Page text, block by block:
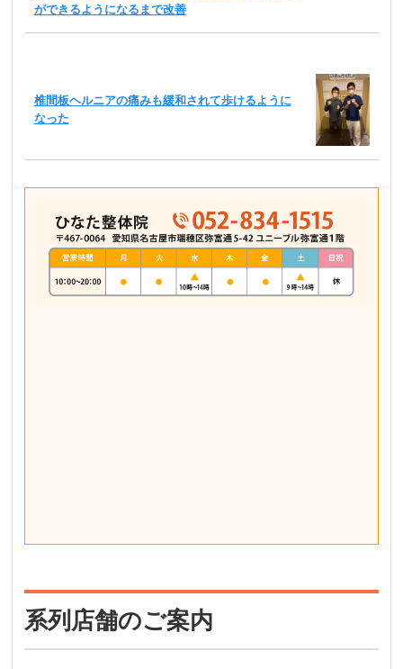
ができるようになるまで改善
椎間板ヘルニアの痛みも緩和されて歩けるように
なった
系列店舗のご案内